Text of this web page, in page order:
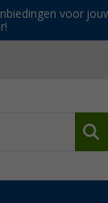
voor